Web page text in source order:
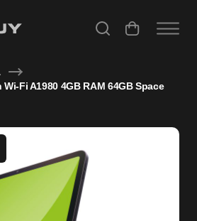
Fi A1980 4GB RAM 64GB Space